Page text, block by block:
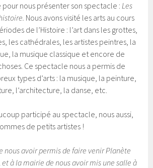
pour nous présenter son spectacle : Les
Nous avons visité les arts au cours
de l’Histoire : l’art dans les grottes,
les cathédrales, les artistes peintres, la
la musique classique et encore de
Ce spectacle nous a permis de
types d’arts : la musique, la peinture,
l’architecture, la danse, etc.
participé au spectacle, nous aussi,
de petits artistes !
nous avoir permis de faire venir Planète
et à la mairie de nous avoir mis une salle à